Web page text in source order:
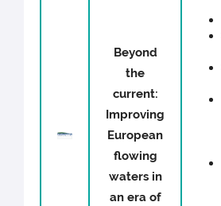
Beyond
the
current:
Improving
European
flowing
waters in
an era of